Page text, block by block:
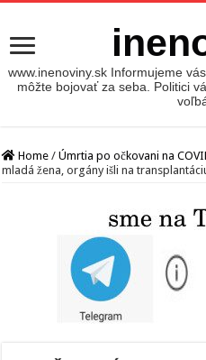
www.inenoviny.sk Informujeme
môžte bojovať za seba. Politici
Home / Úmrtia po očkovani na
mladá žena, orgány išli na